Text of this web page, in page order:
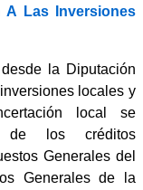
A Las Inversiones
la Diputación
locales y
local se
de los créditos
Generales del
Generales de la